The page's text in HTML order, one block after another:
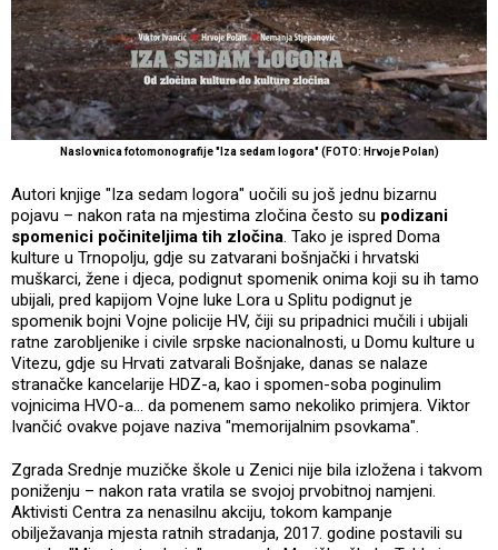
Naslovnica fotomonografije "Iza sedam logora" (FOTO: Hrvoje Polan)
Autori knjige "Iza sedam logora" uočili su još jednu bizarnu
pojavu – nakon rata na mjestima zločina često su podizani
spomenici počiniteljima tih zločina. Tako je ispred Doma
kulture u Trnopolju, gdje su zatvarani bošnjački i hrvatski
muškarci, žene i djeca, podignut spomenik onima koji su ih tamo
ubijali, pred kapijom Vojne luke Lora u Splitu podignut je
spomenik bojni Vojne policije HV, čiji su pripadnici mučili i ubijali
ratne zarobljenike i civile srpske nacionalnosti, u Domu kulture u
Vitezu, gdje su Hrvati zatvarali Bošnjake, danas se nalaze
stranačke kancelarije HDZ-a, kao i spomen-soba poginulim
vojnicima HVO-a... da pomenem samo nekoliko primjera. Viktor
Ivančić ovakve pojave naziva "memorijalnim psovkama".
Zgrada Srednje muzičke škole u Zenici nije bila izložena i takvom
poniženju – nakon rata vratila se svojoj prvobitnoj namjeni.
Aktivisti Centra za nenasilnu akciju, tokom kampanje
obilježavanja mjesta ratnih stradanja, 2017. godine postavili su